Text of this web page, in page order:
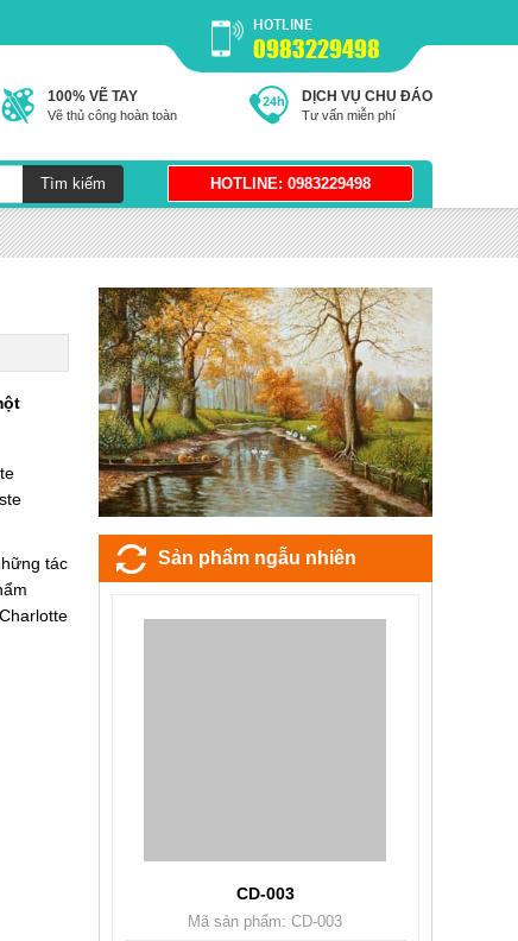
HOTLINE
0983229498
100% VẼ TAY
Vẽ thủ công hoàn toàn
DỊCH VỤ CHU ĐÁO
Tư vấn miễn phí
tác
Sản phẩm ngẫu nhiên
CD-003
Mã sản phẩm: CD-003